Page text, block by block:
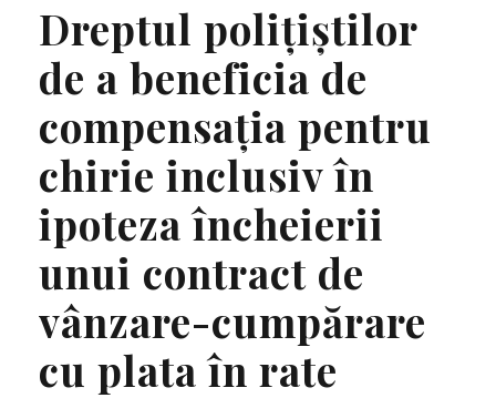
Dreptul polițiștilor
de a beneficia de
compensația pentru
chirie inclusiv în
ipoteza încheierii
unui contract de
vânzare-cumpărare
cu plata în rate